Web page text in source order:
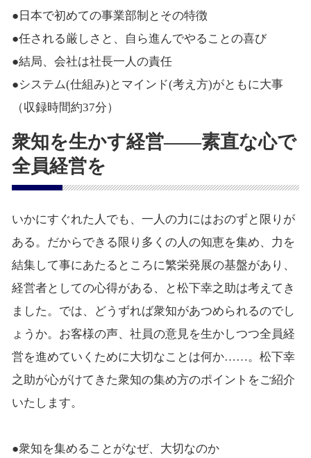
●日本で初めての事業部制とその特徴
●任される厳しさと、自ら進んでやることの喜び
●結局、会社は社長一人の責任
●システム(仕組み)とマインド(考え方)がともに大事
（収録時間約37分）
衆知を生かす経営――素直な心で
全員経営を
いかにすぐれた人でも、一人の力にはおのずと限りが
ある。だからできる限り多くの人の知恵を集め、力を
結集して事にあたるところに繁栄発展の基盤があり、
経営者としての心得がある、と松下幸之助は考えてき
ました。では、どうずれば衆知があつめられるのでし
ょうか。お客様の声、社員の意見を生かしつつ全員経
営を進めていくために大切なことは何か……。松下幸
之助が心がけてきた衆知の集め方のポイントをご紹介
いたします。
●衆知を集めることがなぜ、大切なのか